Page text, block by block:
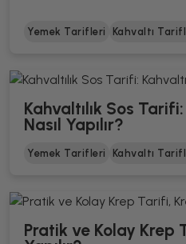
Yemek Tarifleri Kahvaltı
Kahvaltılık Sos
Nasıl Yapılır?
Yemek Tarifleri Kahvaltı
Pratik ve Kolay Krep